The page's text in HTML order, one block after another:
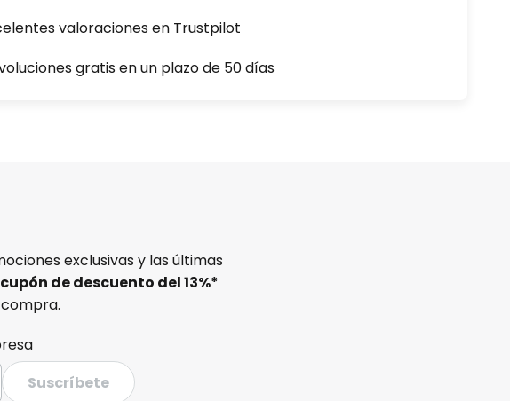
valoraciones en Trustpilot
gratis en un plazo de 50 días
exclusivas y las últimas
cupón de descuento del13%*
Suscríbete